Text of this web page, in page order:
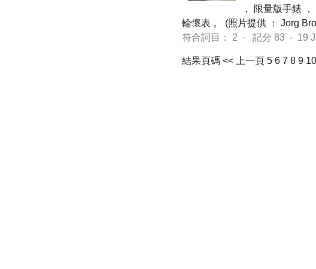
， 限量版手錶
輪懷表 。 (照片提供 ： Jorg
符合詞目： 2 - 記分 83 - 19
結果頁碼 << 上一頁 5 6 7 8 9 10